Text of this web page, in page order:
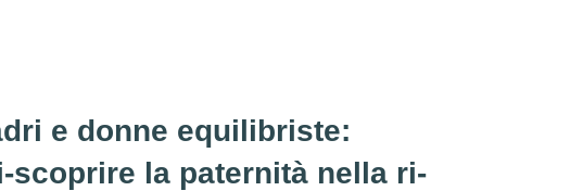
e donne equilibriste:
scoprire la paternità nella ri-